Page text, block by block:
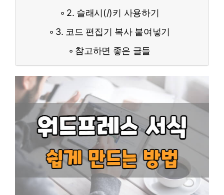
2. 슬래시(/)키 사용하기
3. 코드 편집기 복사 붙여넣기
참고하면 좋은 글들